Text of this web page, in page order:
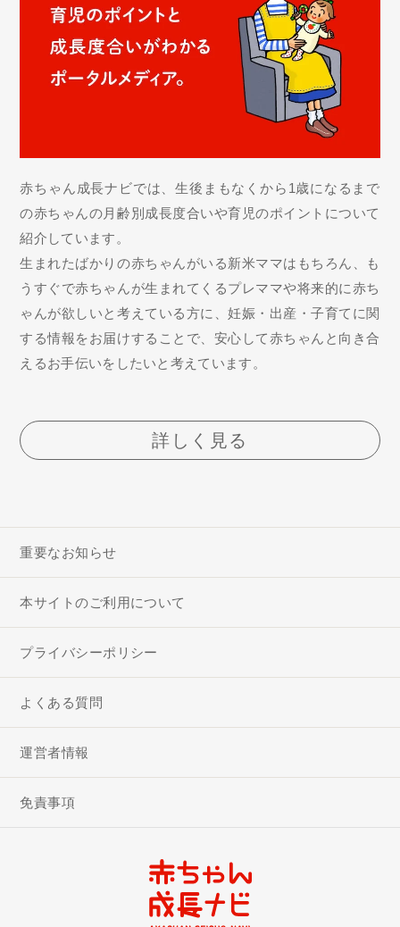
赤ちゃん成長ナビでは、生後まもなくから1歳になるまで
の赤ちゃんの月齢別成長度合いや育児のポイントについて
紹介しています。
生まれたばかりの赤ちゃんがいる新米ママはもちろん、も
うすぐで赤ちゃんが生まれてくるプレママや将来的に赤ち
ゃんが欲しいと考えている方に、妊娠・出産・子育てに関
する情報をお届けすることで、安心して赤ちゃんと向き合
えるお手伝いをしたいと考えています。
詳しく見る
重要なお知らせ
本サイトのご利用について
プライバシーポリシー
よくある質問
運営者情報
免責事項